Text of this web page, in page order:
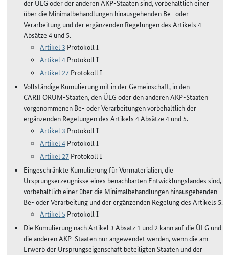
der ÜLG oder der anderen AKP-Staaten sind, vorbehaltlich einer
über die Minimalbehandlungen hinausgehenden Be- oder
Verarbeitung und der ergänzenden Regelungen des Artikels 4
Absätze 4 und 5.
Artikel 3 Protokoll I
Artikel 4 Protokoll I
Artikel 27 Protokoll I
Vollständige Kumulierung mit in der Gemeinschaft, in den
CARIFORUM-Staaten, den ÜLG oder den anderen AKP-Staaten
vorgenommenen Be- oder Verarbeitungen vorbehaltlich der
ergänzenden Regelungen des Artikels 4 Absätze 4 und 5.
Artikel 3 Protokoll I
Artikel 4 Protokoll I
Artikel 27 Protokoll I
Eingeschränkte Kumulierung für Vormaterialien, die
Ursprungserzeugnisse eines benachbarten Entwicklungslandes sind,
vorbehaltlich einer über die Minimalbehandlungen hinausgehenden
Be- oder Verarbeitung und der ergänzenden Regelung des Artikels 5.
Artikel 5 Protokoll I
Die Kumulierung nach Artikel 3 Absatz 1 und 2 kann auf die ÜLG und
die anderen AKP-Staaten nur angewendet werden, wenn die am
Erwerb der Ursprungseigenschaft beteiligten Staaten und der